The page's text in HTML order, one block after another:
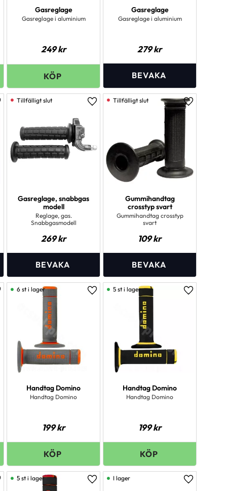
Gasreglage
Gasreglage i aluminium
249kr
Gasreglage
Gasreglage i aluminium
279kr
till i favoriter
Gasreglage, snabbgas
modell
Reglage, gas.
Snabbgasmodell
269kr
Lägg till i favoriter
Gummihandtag
crosstyp svart
Gummihandtag crosstyp
svart
109kr
Lägg till i
till i favoriter
Handtag Domino
Handtag Domino
199kr
Lägg till i favoriter
6 st i lager
Handtag Domino
Handtag Domino
199kr
Lägg till i
5 st i lager
till i favoriter Lägg till i favoriter
5 st i lager
Lägg till i
I lager